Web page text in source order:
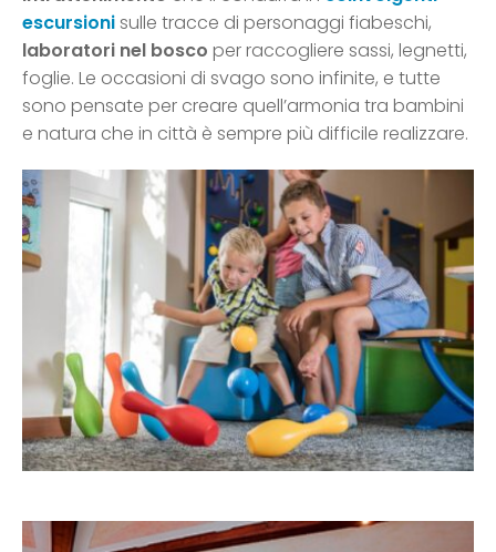
escursionisulle tracce di personaggi fiabeschi,
laboratori nel bosco per raccogliere sassi, legnetti,
foglie. Le occasioni di svago sono infinite, e tutte
sono pensate per creare quell’armonia tra bambini
e natura che in città è sempre più difficile realizzare.